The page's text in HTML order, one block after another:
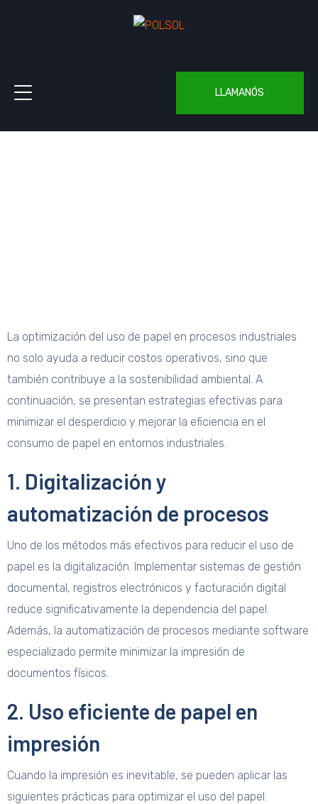
LLAMANÓS
La optimización del uso de papel en procesos industriales
no solo ayuda a reducir costos operativos, sino que
también contribuye a la sostenibilidad ambiental. A
continuación, se presentan estrategias efectivas para
minimizar el desperdicio y mejorar la eficiencia en el
consumo de papel en entornos industriales.
1. Digitalización y
automatización de procesos
Uno de los métodos más efectivos para reducir el uso de
papel es la digitalización. Implementar sistemas de gestión
documental, registros electrónicos y facturación digital
reduce significativamente la dependencia del papel.
Además, la automatización de procesos mediante software
especializado permite minimizar la impresión de
documentos físicos.
2. Uso eficiente de papel en
impresión
Cuando la impresión es inevitable, se pueden aplicar las
siguientes prácticas para optimizar el uso del papel: